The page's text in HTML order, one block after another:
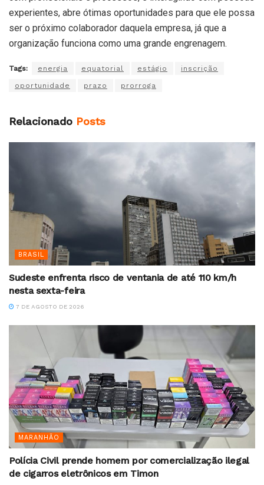
experientes, abre ótimas oportunidades para que ele possa
ser o próximo colaborador daquela empresa, já que a
organização funciona como uma grande engrenagem.
Tags: energia equatorial estágio inscrição
oportunidade prazo prorroga
Relacionado Posts
BRASIL
Sudeste enfrenta risco de ventania de até 110 km/h
nesta sexta-feira
7 DE AGOSTO DE 2026
MARANHÃO
Polícia Civil prende homem por comercialização ilegal
de cigarros eletrônicos em Timon